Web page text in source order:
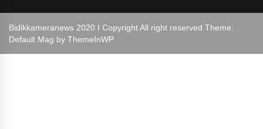
Bidikkameranews 2020 I Copyright All right reserved Theme:
Default Mag by ThemeInWP